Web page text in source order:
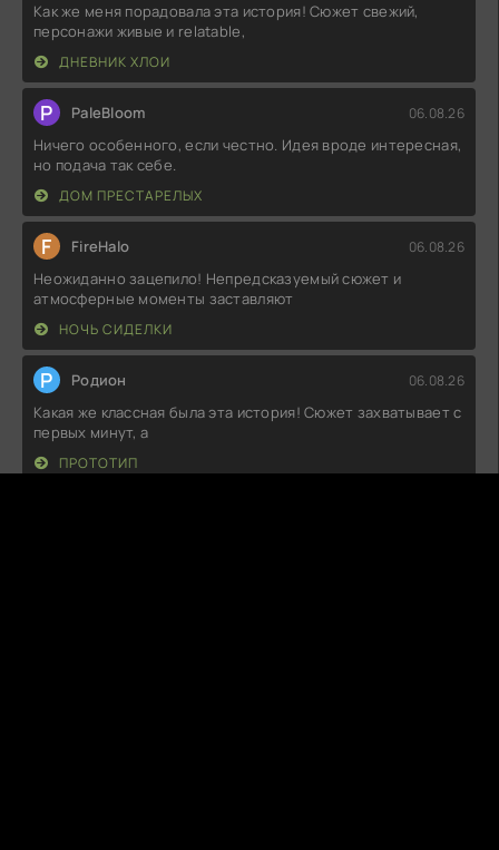
Как же меня порадовала эта история! Сюжет свежий,
персонажи живые и relatable,
ДНЕВНИК ХЛОИ
P PaleBloom 06.08.26
Ничего особенного, если честно. Идея вроде интересная,
но подача так себе.
ДОМ ПРЕСТАРЕЛЫХ
F FireHalo 06.08.26
Неожиданно зацепило! Непредсказуемый сюжет и
атмосферные моменты заставляют
НОЧЬ СИДЕЛКИ
Р Родион 06.08.26
Какая же классная была эта история! Сюжет захватывает с
первых минут, а
ПРОТОТИП